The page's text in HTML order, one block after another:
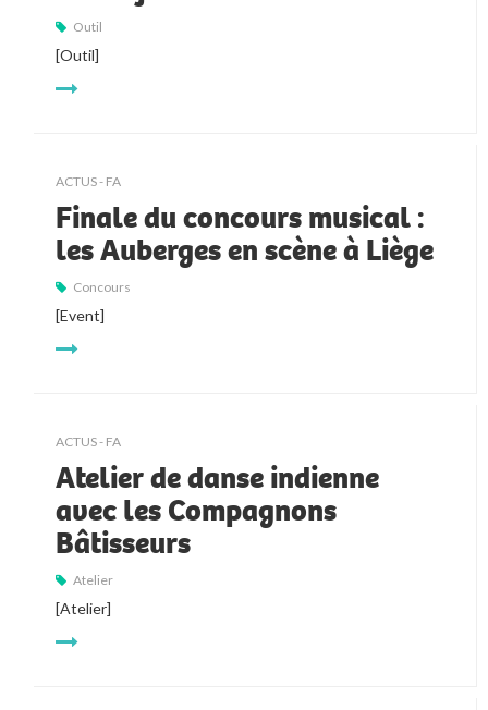
Outil
[Outil]
ACTUS - FA
Finale du concours musical :
les Auberges en scène à Liège
Concours
[Event]
ACTUS - FA
Atelier de danse indienne
avec les Compagnons
Bâtisseurs
Atelier
[Atelier]